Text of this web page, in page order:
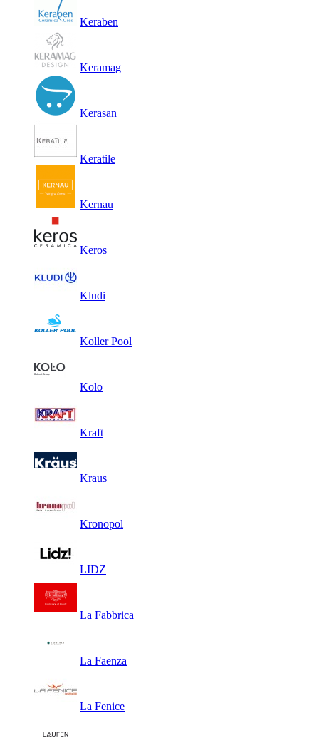
Keraben
Keramag
Kerasan
Keratile
Kernau
Keros
Kludi
Koller Pool
Kolo
Kraft
Kraus
Kronopol
LIDZ
La Fabbrica
La Faenza
La Fenice